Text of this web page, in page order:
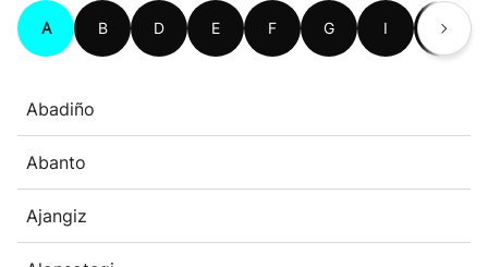
A B D E F G I J
Abadiño
Abanto
Ajangiz